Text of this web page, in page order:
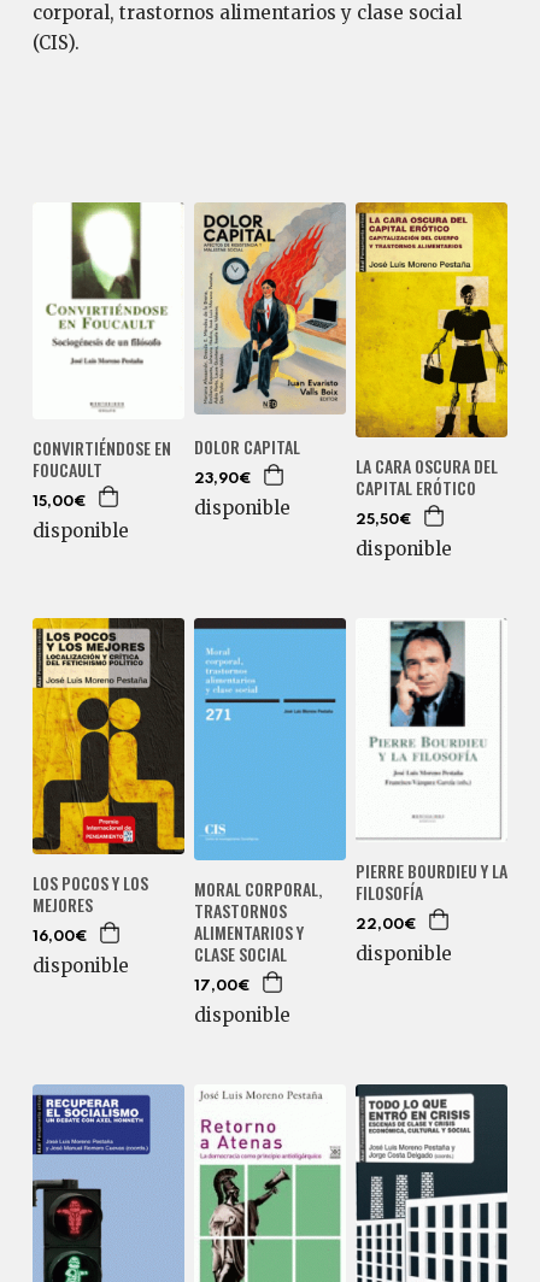
corporal, trastornos alimentarios y clase social
(CIS).
CONVIRTIÉNDOSE EN
FOUCAULT
15,00€
disponible
DOLOR CAPITAL
23,90€
disponible
LA CARA OSCURA DEL
CAPITAL ERÓTICO
25,50€
disponible
LOS POCOS Y LOS
MEJORES
16,00€
disponible
MORAL CORPORAL,
TRASTORNOS
ALIMENTARIOS Y
CLASE SOCIAL
17,00€
disponible
PIERRE BOURDIEU Y LA
FILOSOFÍA
22,00€
disponible